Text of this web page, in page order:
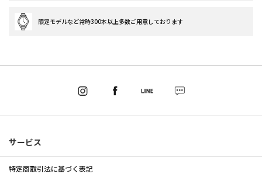
限定モデルなど常時300本以上多数ご用意しております
サービス
特定商取引法に基づく表記